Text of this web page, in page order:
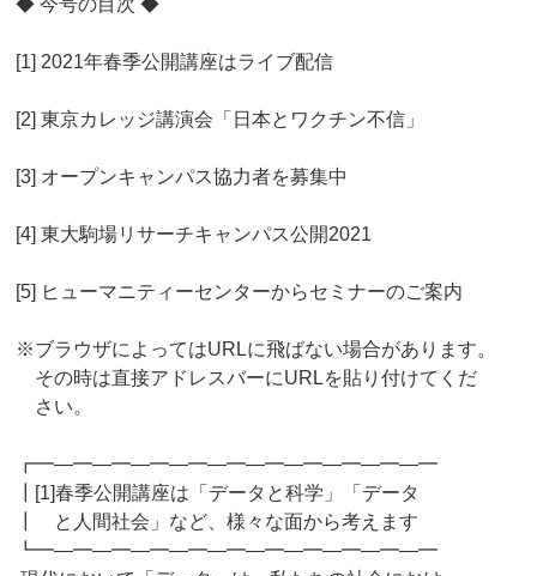
◆ 今号の目次 ◆
[1] 2021年春季公開講座はライブ配信
[2] 東京カレッジ講演会「日本とワクチン不信」
[3] オープンキャンパス協力者を募集中
[4] 東大駒場リサーチキャンパス公開2021
[5] ヒューマニティーセンターからセミナーのご案内
※ブラウザによってはURLに飛ばない場合があります。
その時は直接アドレスバーにURLを貼り付けてくだ
さい。
┏━―━―━―━―━―━―━―━―━―━―━
┃[1]春季公開講座は「データと科学」「データ
┃ と人間社会」など、様々な面から考えます
┗━―━―━―━―━―━―━―━―━―━―━